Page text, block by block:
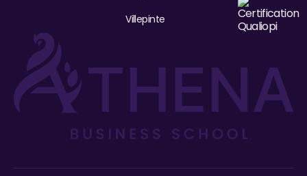
Villepinte